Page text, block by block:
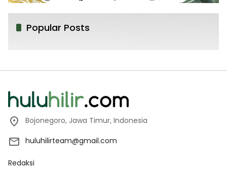
Popular Posts
Bojonegoro, Jawa Timur, Indonesia
huluhilirteam@gmail.com
Redaksi